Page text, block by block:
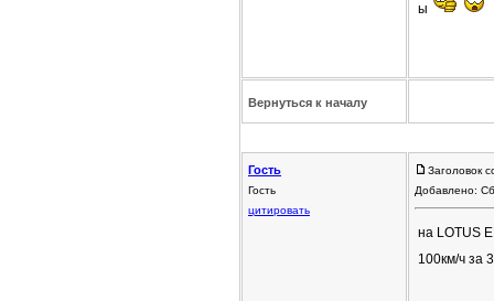
ы
Вернуться к началу
Гость
Гость
цитировать
Заголовок
Добавлено:
на LOTUS
100км/ч за